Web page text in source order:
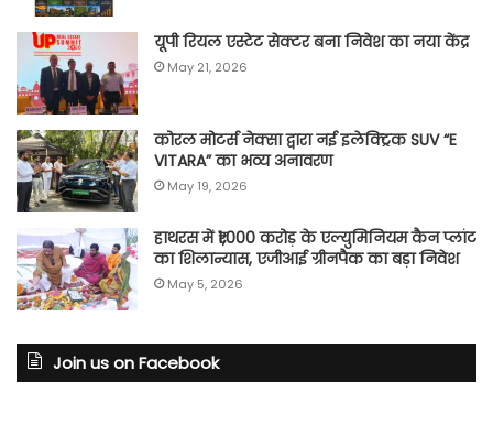
यूपी रियल एस्टेट सेक्टर बना निवेश का नया केंद्र
May 21, 2026
कोरल मोटर्स नेक्सा द्वारा नई इलेक्ट्रिक SUV “E
VITARA” का भव्य अनावरण
May 19, 2026
हाथरस में ₹1,000 करोड़ के एल्युमिनियम कैन प्लांट
का शिलान्यास, एजीआई ग्रीनपैक का बड़ा निवेश
May 5, 2026
Join us on Facebook